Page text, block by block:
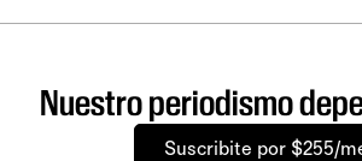
Nuestro periodismo
Suscribite por $255/